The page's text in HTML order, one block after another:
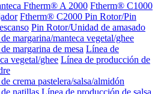
Ftherm® A 2000 Ftherm® C1000
Ftherm® C2000 Pin Rotor/Pin
Pin Rotor/Unidad de amasado
margarina/manteca vegetal/ghee
margarina de mesa Línea de
vegetal/ghee Línea de producción de
crema pastelera/salsa/almidón
natillas Línea de producción de salsa